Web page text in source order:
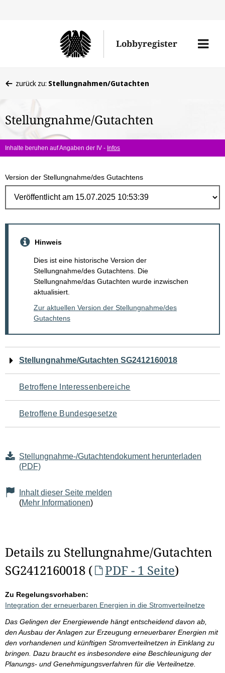
Lobbyregister
Menü
befinden
hier:
zurück zu: Stellungnahmen/Gutachten
Stellungnahme/Gutachten
Inhalte beruhen auf Angaben der IV - Infos
Version der Stellungnahme/des Gutachtens
Hinweis
Dies ist eine historische Version der
Stellungnahme/des Gutachtens. Die
Stellungnahme/das Gutachten wurde inzwischen
aktualisiert.
Zur aktuellen Version der Stellungnahme/des
Gutachtens
Navigation
für
den
Seiteninhalt
Stellungnahme/Gutachten SG2412160018
Betroffene Interessenbereiche
Betroffene Bundesgesetze
Stellungnahme-/Gutachtendokument herunterladen
(PDF)
Inhalt dieser Seite melden
(Mehr Informationen)
Details zu Stellungnahme/Gutachten
SG2412160018 (
PDF - 1 Seite)
Zu Regelungsvorhaben:
Integration der erneuerbaren Energien in die Stromverteilnetze
Das Gelingen der Energiewende hängt entscheidend davon ab,
den Ausbau der Anlagen zur Erzeugung erneuerbarer Energien mit
den vorhandenen und künftigen Stromverteilnetzen in Einklang zu
bringen. Dazu braucht es insbesondere eine Beschleunigung der
Planungs- und Genehmigungsverfahren für die Verteilnetze.